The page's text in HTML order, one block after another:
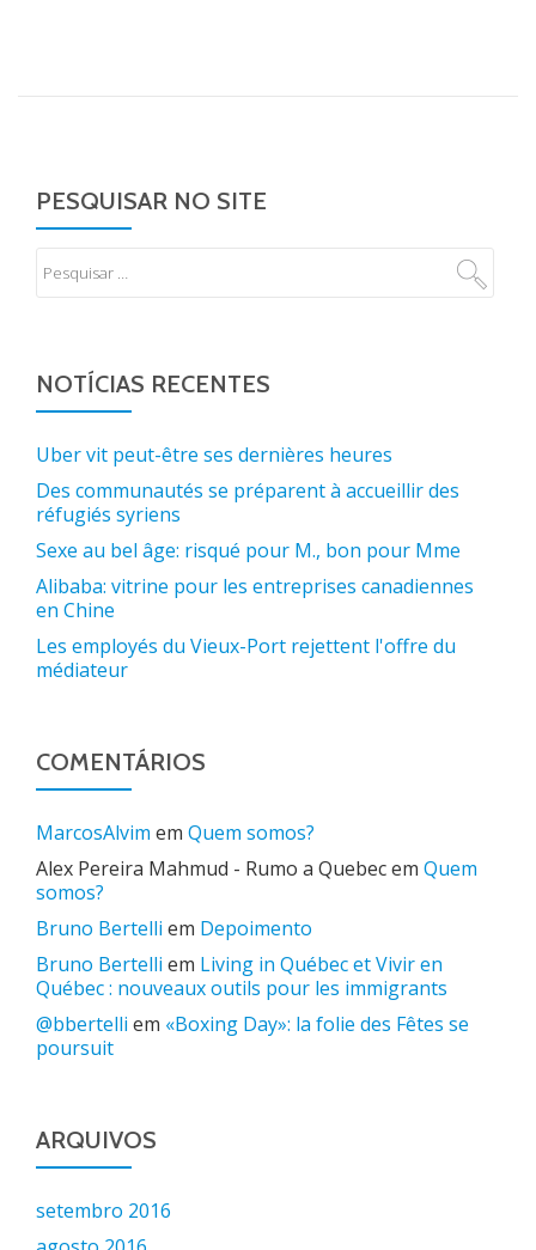
PESQUISAR NO SITE
NOTÍCIAS RECENTES
Uber vit peut-être ses dernières heures
Des communautés se préparent à accueillir des
réfugiés syriens
Sexe au bel âge: risqué pour M., bon pour Mme
Alibaba: vitrine pour les entreprises canadiennes
en Chine
Les employés du Vieux-Port rejettent l'offre du
médiateur
COMENTÁRIOS
MarcosAlvim em Quem somos?
Alex Pereira Mahmud - Rumo a Quebecem Quem
somos?
Bruno Bertelli em Depoimento
Bruno Bertelli em Living in Québec et Vivir en
Québec : nouveaux outils pour les immigrants
@bbertelli em «Boxing Day»: la folie des Fêtes se
poursuit
ARQUIVOS
setembro 2016